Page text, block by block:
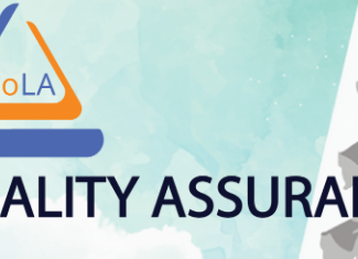
มาตรฐาน
อาจารย์ประจำหลักสูตร ประจำปีการศึกษา 2562
ประจำปีการศึกษา 2563
รายงานการประเมินตนเอง (SAR)
รายงานการประเมินตนเอ
รายงานการประเมินตนเอ
2562
รายงานการประเมินตนเ